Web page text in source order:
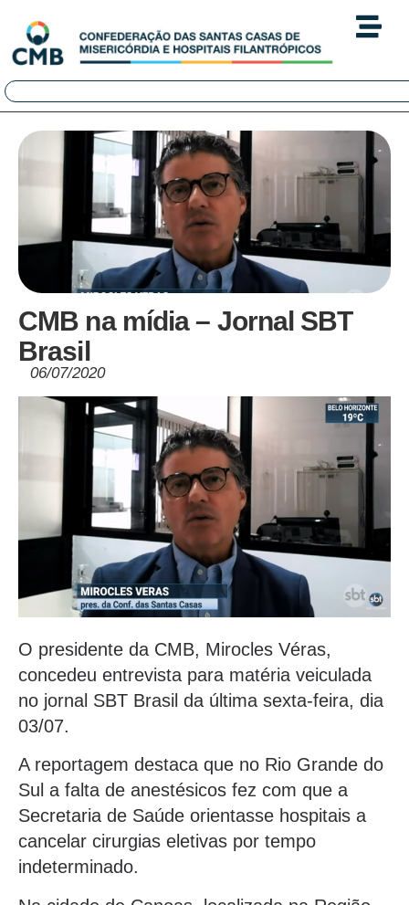
CMB na mídia – Jornal SBT
Brasil
06/07/2020
O presidente da CMB, Mirocles Véras,
concedeu entrevista para matéria veiculada
no jornal SBT Brasil da última sexta-feira, dia
03/07.
A reportagem destaca que no Rio Grande do
Sul a falta de anestésicos fez com que a
Secretaria de Saúde orientasse hospitais a
cancelar cirurgias eletivas por tempo
indeterminado.